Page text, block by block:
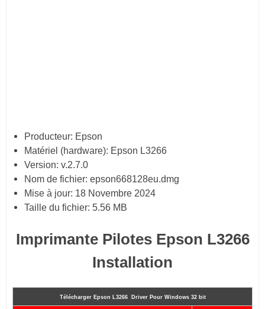
Producteur: Epson
Matériel (hardware): Epson L3266
Version: v.2.7.0
Nom de fichier: epson668128eu.dmg
Mise à jour: 18 Novembre 2024
Taille du fichier: 5.56 MB
Imprimante Pilotes Epson L3266
Installation
Télécharger Epson L3266 Driver Pour Windows 32 bit